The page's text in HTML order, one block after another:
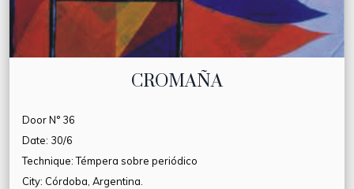
CROMAÑA
Door N° 36
Date: 30/6
Technique: Témpera sobre periódico
City: Córdoba, Argentina.